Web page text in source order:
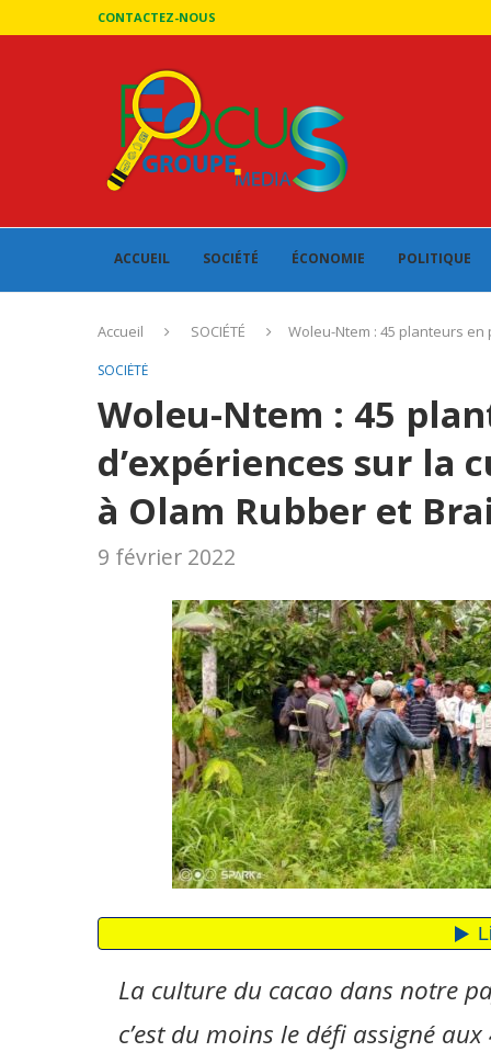
CONTACTEZ-NOUS
ACCUEIL SOCIÉTÉ ÉCONOMIE POLITIQUE
Accueil SOCIÉTÉ Woleu-Ntem : 45 planteurs
SOCIÉTÉ
Woleu-Ntem : 45
d’expériences sur la
à Olam Rubber et
9 février 2022
La culture du cacao dans notre
c’est du moins le défi assigné